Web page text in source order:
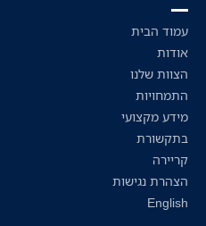
עמוד הבית
אודות
הצוות שלנו
התמחויות
מידע מקצועי
בתקשורת
קריירה
הצהרת נגישות
English